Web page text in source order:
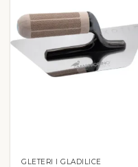
GLETERI I GLADILICE